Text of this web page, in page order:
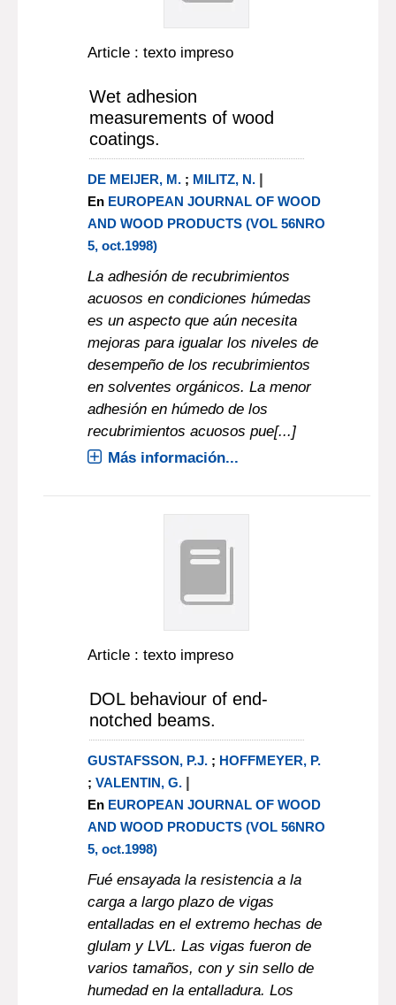
Article : texto impreso
Wet adhesion
measurements of wood
coatings.
DE MEIJER, M.; MILITZ, N. |
En EUROPEAN JOURNAL OF WOOD
AND WOOD PRODUCTS (VOL 56NRO
5, oct.1998)
La adhesión de recubrimientos
acuosos en condiciones húmedas
es un aspecto que aún necesita
mejoras para igualar los niveles de
desempeño de los recubrimientos
en solventes orgánicos. La menor
adhesión en húmedo de los
recubrimientos acuosos pue[...]
Más información...
Article : texto impreso
DOL behaviour of end-
notched beams.
GUSTAFSSON, P.J.; HOFFMEYER, P.
; VALENTIN, G. |
En EUROPEAN JOURNAL OF WOOD
AND WOOD PRODUCTS (VOL 56NRO
5, oct.1998)
Fué ensayada la resistencia a la
carga a largo plazo de vigas
entalladas en el extremo hechas de
glulam y LVL. Las vigas fueron de
varios tamaños, con y sin sello de
humedad en la entalladura. Los